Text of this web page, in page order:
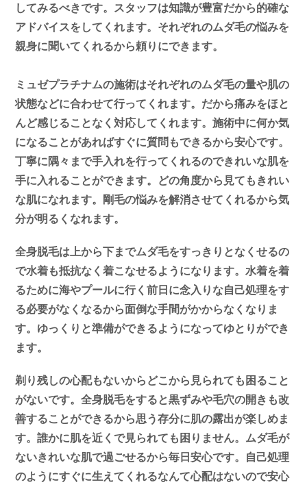
してみるべきです。スタッフは知識が豊富だから的確な
アドバイスをしてくれます。それぞれのムダ毛の悩みを
親身に聞いてくれるから頼りにできます。
ミュゼプラチナムの施術はそれぞれのムダ毛の量や肌の
状態などに合わせて行ってくれます。だから痛みをほと
んど感じることなく対応してくれます。施術中に何か気
になることがあればすぐに質問もできるから安心です。
丁寧に隅々まで手入れを行ってくれるのできれいな肌を
手に入れることができます。どの角度から見てもきれい
な肌になれます。剛毛の悩みを解消させてくれるから気
分が明るくなれます。
全身脱毛は上から下までムダ毛をすっきりとなくせるの
で水着も抵抗なく着こなせるようになります。水着を着
るために海やプールに行く前日に念入りな自己処理をす
る必要がなくなるから面倒な手間がかからなくなりま
す。ゆっくりと準備ができるようになってゆとりができ
ます。
剃り残しの心配もないからどこから見られても困ること
がないです。全身脱毛をすると黒ずみや毛穴の開きも改
善することができるから思う存分に肌の露出が楽しめま
す。誰かに肌を近くで見られても困りません。ムダ毛が
ないきれいな肌で過ごせるから毎日安心です。自己処理
のようにすぐに生えてくれるなんて心配はないので安心